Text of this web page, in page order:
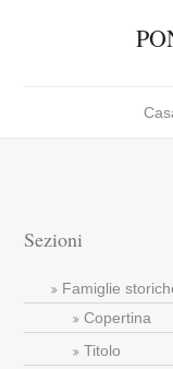
Sezioni
Famiglie
Copertina
Titolo